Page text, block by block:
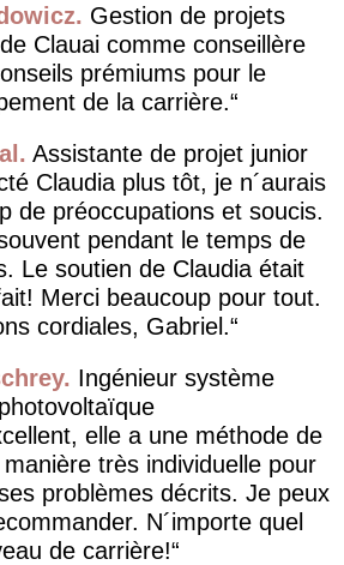
Gestion de projets
Clauai comme conseillère
prémiums pour le
de la carrière.
Assistante de projet junior
Claudia plus tôt, je n´aurais
de préoccupations et soucis.
pendant le temps de
Le soutien de Claudia était
Merci beaucoup pour tout.
cordiales, Gabriel.
Ingénieur système
photovoltaïque
elle a une méthode de
très individuelle pour
problèmes décrits. Je peux
N´importe quel
de carrière!